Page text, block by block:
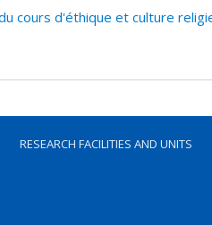
cours d'éthique et culture
RESEARCH FACILITIES AND UNITS